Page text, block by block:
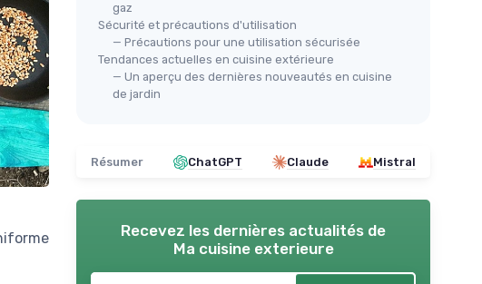
gaz
Sécurité et précautions d'utilisation
— Précautions pour une utilisation sécurisée
Tendances actuelles en cuisine extérieure
— Un aperçu des dernières nouveautés en cuisine
de jardin
Résumer ChatGPT Claude Mistral
Recevez les dernières actualités de
Ma cuisine exterieure